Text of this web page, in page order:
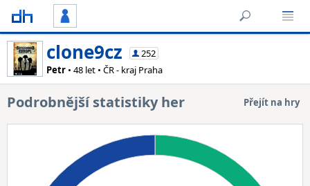
clone9cz
252
Petr • 48 let • ČR - kraj Praha
Podrobnější statistiky her Přejít na hry